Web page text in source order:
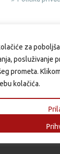
za
posluživanje
prometa.
kolačića.
design &